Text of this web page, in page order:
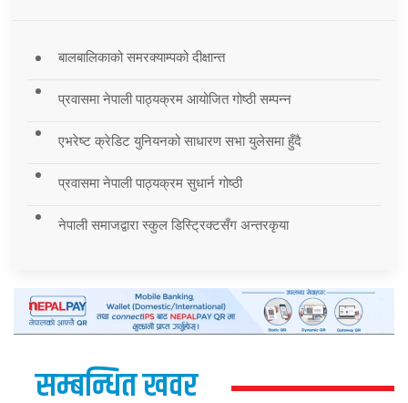
बालबालिकाको समरक्याम्पको दीक्षान्त
प्रवासमा नेपाली पाठ्यक्रम आयोजित गोष्ठी सम्पन्न
एभरेष्ट क्रेडिट युनियनको साधारण सभा युलेसमा हुँदै
प्रवासमा नेपाली पाठ्यक्रम सुधार्न गोष्ठी
नेपाली समाजद्वारा स्कुल डिस्ट्रिक्टसँग अन्तरकृया
सम्बन्धित खवर